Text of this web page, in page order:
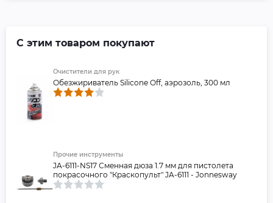
С этим товаром покупают
Очистители для рук
Обезжириватель Silicone Off, аэрозоль, 300 мл
Прочие инструменты
JA-6111-NS17 Сменная дюза 1.7 мм для пистолета
покрасочного "Краскопульт" JA-6111 - Jonnesway